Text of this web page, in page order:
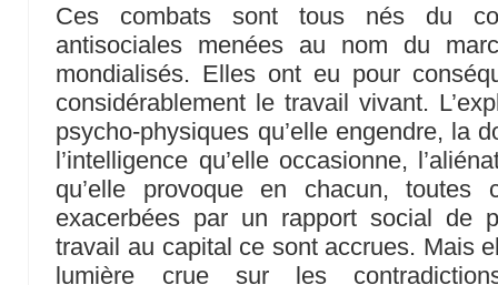
Ces combats sont tous nés du
antisociales menées au nom du
mondialisés. Elles ont eu pour
considérablement le travail vivant.
psycho-physiques qu’elle engendre, la
l’intelligence qu’elle occasionne,
qu’elle provoque en chacun, toutes
exacerbées par un rapport social de
travail au capital ce sont accrues. Mais
lumière crue sur les